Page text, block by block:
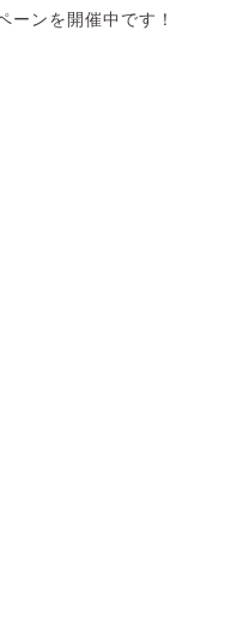
ーンを開催中です！